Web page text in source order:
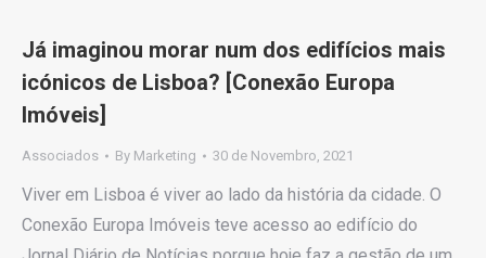
Já imaginou morar num dos edifícios mais
icónicos de Lisboa? [Conexão Europa
Imóveis]
Associados By Marketing 30 de Novembro, 2021
Viver em Lisboa é viver ao lado da história da cidade. O
Conexão Europa Imóveis teve acesso ao edifício do